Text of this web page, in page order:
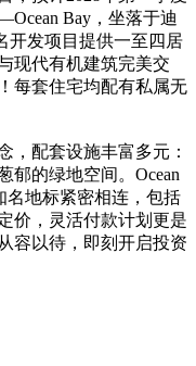
Bay，坐落于迪
开发项目提供一至四居
现代有机建筑完美交
每套住宅均配有私属无
，配套设施丰富多元：
郁的绿地空间。Ocean
名地标紧密相连，包括
价，灵活付款计划更是
容以待，即刻开启投资